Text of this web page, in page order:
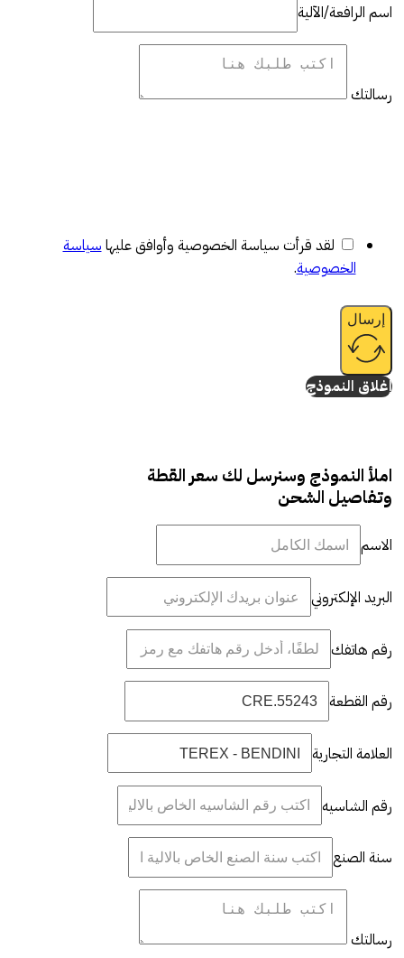
اسم الرافعة/الآلية
رسالتك
لقد قرأت سياسة الخصوصية وأوافق عليها سياسة
الخصوصية.
إرسال
إغلاق النموذج
املأ النموذج وسنرسل لك سعر القطة
وتفاصيل الشحن
الاسم
البريد الإلكتروني
رقم هاتفك
رقم القطعة
العلامة التجارية
رقم الشاسيه
سنة الصنع
رسالتك